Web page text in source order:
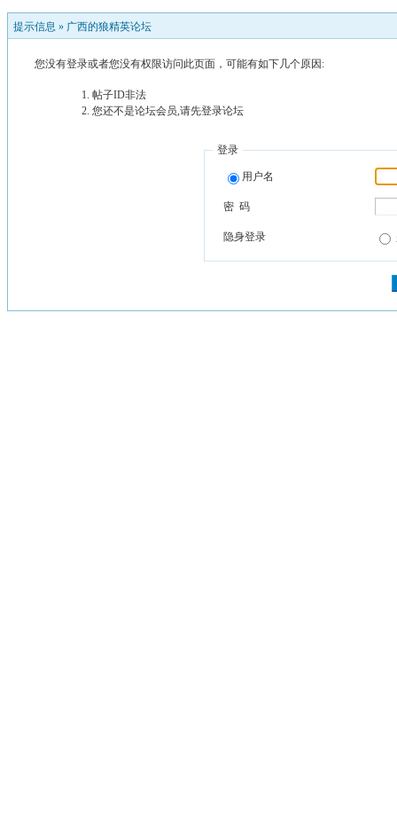
提示信息 » 广西的狼精英论坛
您没有登录或者您没有权限访问此页面，可能有如下几个原因:
帖子ID非法
您还不是论坛会员,请先登录论坛
登录
用户名
密 码
隐身登录